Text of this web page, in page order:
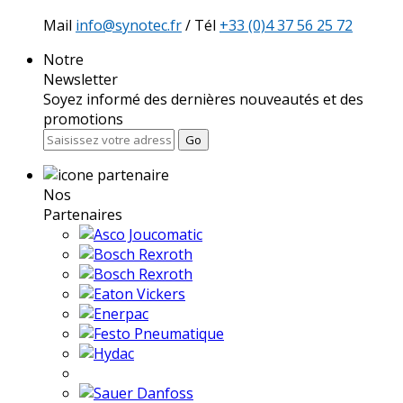
Mail info@synotec.fr/ Tél +33 (0)4 37 56 25 72
Notre
Newsletter
Soyez informé des dernières nouveautés et des
promotions
Go
Nos
Partenaires